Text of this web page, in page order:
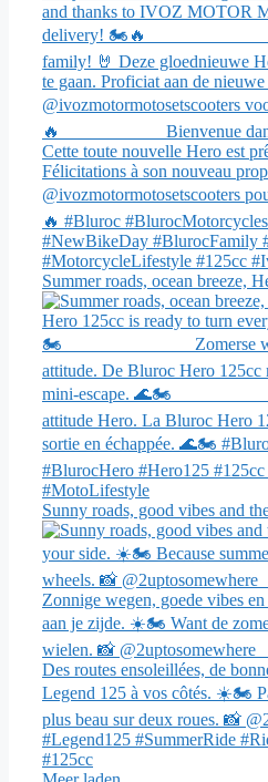
Summer roads, ocean breeze,
Sunny roads, good vibes and